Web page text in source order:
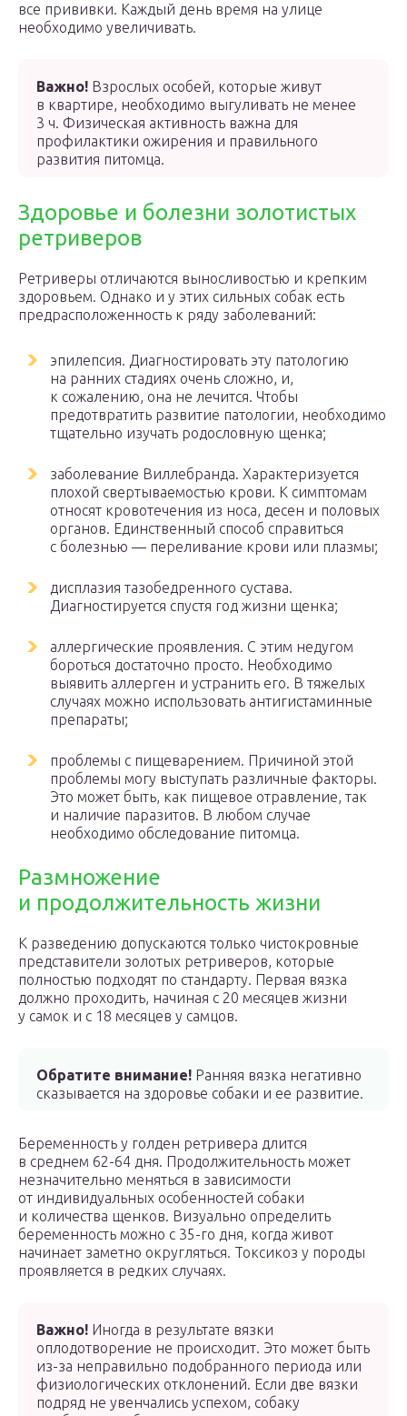
все прививки. Каждый день время на улице
необходимо увеличивать.
Важно! Взрослых особей, которые живут
в квартире, необходимо выгуливать не менее
3 ч. Физическая активность важна для
профилактики ожирения и правильного
развития питомца.
Здоровье и болезни золотистых
ретриверов
Ретриверы отличаются выносливостью и крепким
здоровьем. Однако и у этих сильных собак есть
предрасположенность к ряду заболеваний:
эпилепсия. Диагностировать эту патологию
на ранних стадиях очень сложно, и,
к сожалению, она не лечится. Чтобы
предотвратить развитие патологии, необходимо
тщательно изучать родословную щенка;
заболевание Виллебранда. Характеризуется
плохой свертываемостью крови. К симптомам
относят кровотечения из носа, десен и половых
органов. Единственный способ справиться
с болезнью — переливание крови или плазмы;
дисплазия тазобедренного сустава.
Диагностируется спустя год жизни щенка;
аллергические проявления. С этим недугом
бороться достаточно просто. Необходимо
выявить аллерген и устранить его. В тяжелых
случаях можно использовать антигистаминные
препараты;
проблемы с пищеварением. Причиной этой
проблемы могу выступать различные факторы.
Это может быть, как пищевое отравление, так
и наличие паразитов. В любом случае
необходимо обследование питомца.
Размножение
и продолжительность жизни
К разведению допускаются только чистокровные
представители золотых ретриверов, которые
полностью подходят по стандарту. Первая вязка
должно проходить, начиная с 20 месяцев жизни
у самок и с 18 месяцев у самцов.
Обратите внимание! Ранняя вязка негативно
сказывается на здоровье собаки и ее развитие.
Беременность у голден ретривера длится
в среднем 62-64 дня. Продолжительность может
незначительно меняться в зависимости
от индивидуальных особенностей собаки
и количества щенков. Визуально определить
беременность можно с 35-го дня, когда живот
начинает заметно округляться. Токсикоз у породы
проявляется в редких случаях.
Важно! Иногда в результате вязки
оплодотворение не происходит. Это может быть
из-за неправильно подобранного периода или
физиологических отклонений. Если две вязки
подряд не увенчались успехом, собаку